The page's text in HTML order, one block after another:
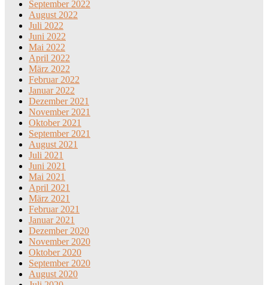
September 2022
August 2022
Juli 2022
Juni 2022
Mai 2022
April 2022
März 2022
Februar 2022
Januar 2022
Dezember 2021
November 2021
Oktober 2021
September 2021
August 2021
Juli 2021
Juni 2021
Mai 2021
April 2021
März 2021
Februar 2021
Januar 2021
Dezember 2020
November 2020
Oktober 2020
September 2020
August 2020